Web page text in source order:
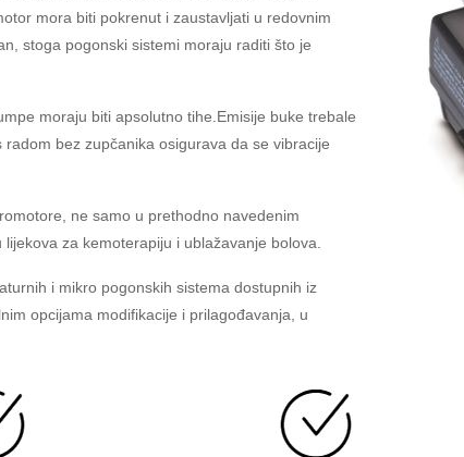
mora biti pokrenut i zaustavljati u redovnim
stoga pogonski sistemi moraju raditi što je
moraju biti apsolutno tihe.Emisije buke trebale
bez zupčanika osigurava da se vibracije
ne samo u prethodno navedenim
za kemoterapiju i ublažavanje bolova.
i mikro pogonskih sistema dostupnih iz
opcijama modifikacije i prilagođavanja, u